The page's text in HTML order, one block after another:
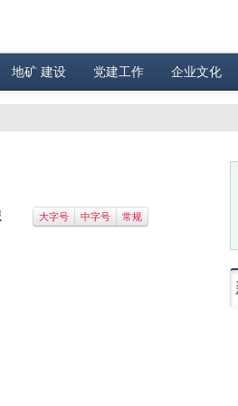
地矿 建设 党建工作 企业文化
大字号 中字号 常规